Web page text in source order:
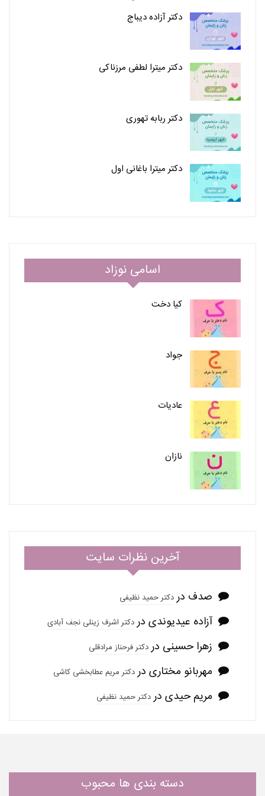
دکتر آزاده دیباج
دکتر میترا لطفی مرزناکی
دکتر ربابه تهوری
دکتر میترا باغانی اول
اسامی نوزاد
کیا دخت
جواد
عادیات
نازان
آخرین نظرات سایت
صدف دردکتر حمید نظیفی
آزاده عیدیوندی دردکتر اشرف زینلی نجف آبادی
زهرا حسینی دردکتر فرحناز مرادقلی
مهربانو مختاری دردکتر مریم عطابخشی کاشی
مریم حیدی دردکتر حمید نظیفی
دسته بندی ها محبوب